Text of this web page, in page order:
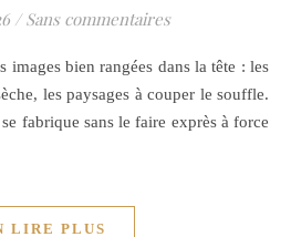
/ Sans commentaires
les paysages à couper le souffle.
fabrique sans le faire exprès à force
LIRE PLUS